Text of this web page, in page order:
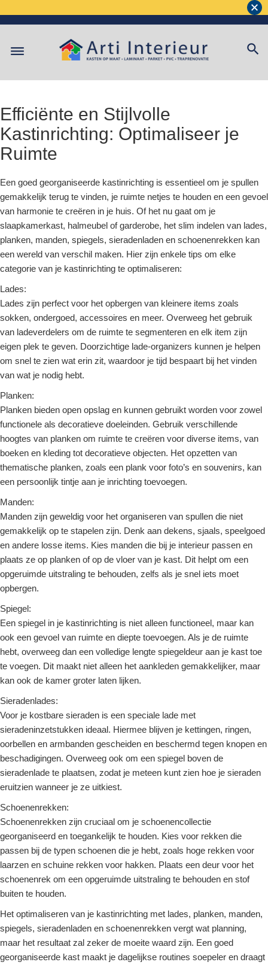
Efficiënte en Stijlvolle
Kastinrichting: Optimaliseer je
Ruimte
Een goed georganiseerde kastinrichting is essentieel om je spullen
gemakkelijk terug te vinden, je ruimte netjes te houden en een gevoel
van harmonie te creëren in je huis. Of het nu gaat om je
slaapkamerkast, halmeubel of garderobe, het slim indelen van lades,
planken, manden, spiegels, sieradenladen en schoenenrekken kan
een wereld van verschil maken. Hier zijn enkele tips om elke
categorie van je kastinrichting te optimaliseren:
Lades:
Lades zijn perfect voor het opbergen van kleinere items zoals
sokken, ondergoed, accessoires en meer. Overweeg het gebruik
van ladeverdelers om de ruimte te segmenteren en elk item zijn
eigen plek te geven. Doorzichtige lade-organizers kunnen je helpen
om snel te zien wat erin zit, waardoor je tijd bespaart bij het vinden
van wat je nodig hebt.
Planken:
Planken bieden open opslag en kunnen gebruikt worden voor zowel
functionele als decoratieve doeleinden. Gebruik verschillende
hoogtes van planken om ruimte te creëren voor diverse items, van
boeken en kleding tot decoratieve objecten. Het opzetten van
thematische planken, zoals een plank voor foto’s en souvenirs, kan
een persoonlijk tintje aan je inrichting toevoegen.
Manden:
Manden zijn geweldig voor het organiseren van spullen die niet
gemakkelijk op te stapelen zijn. Denk aan dekens, sjaals, speelgoed
en andere losse items. Kies manden die bij je interieur passen en
plaats ze op planken of op de vloer van je kast. Dit helpt om een
opgeruimde uitstraling te behouden, zelfs als je snel iets moet
opbergen.
Spiegel:
Een spiegel in je kastinrichting is niet alleen functioneel, maar kan
ook een gevoel van ruimte en diepte toevoegen. Als je de ruimte
hebt, overweeg dan een volledige lengte spiegeldeur aan je kast toe
te voegen. Dit maakt niet alleen het aankleden gemakkelijker, maar
kan ook de kamer groter laten lijken.
Sieradenlades:
Voor je kostbare sieraden is een speciale lade met
sieradeninzetstukken ideaal. Hiermee blijven je kettingen, ringen,
oorbellen en armbanden gescheiden en beschermd tegen knopen en
beschadigingen. Overweeg ook om een spiegel boven de
sieradenlade te plaatsen, zodat je meteen kunt zien hoe je sieraden
eruitzien wanneer je ze uitkiest.
Schoenenrekken:
Schoenenrekken zijn cruciaal om je schoenencollectie
georganiseerd en toegankelijk te houden. Kies voor rekken die
passen bij de typen schoenen die je hebt, zoals hoge rekken voor
laarzen en schuine rekken voor hakken. Plaats een deur voor het
schoenenrek om een opgeruimde uitstraling te behouden en stof
buiten te houden.
Het optimaliseren van je kastinrichting met lades, planken, manden,
spiegels, sieradenladen en schoenenrekken vergt wat planning,
maar het resultaat zal zeker de moeite waard zijn. Een goed
georganiseerde kast maakt je dagelijkse routines soepeler en draagt